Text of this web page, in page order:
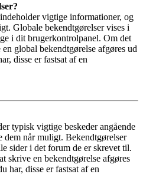
vigtige informationer, og
Globale bekendtgørelser vises i
i dit brugerkontrolpanel. Om det
global bekendtgørelse afgøres ud
disse er fastsat af en
typisk vigtige beskeder angående
når muligt. Bekendtgørelser
sider i det forum de er skrevet til.
skrive en bekendtgørelse afgøres
har, disse er fastsat af en